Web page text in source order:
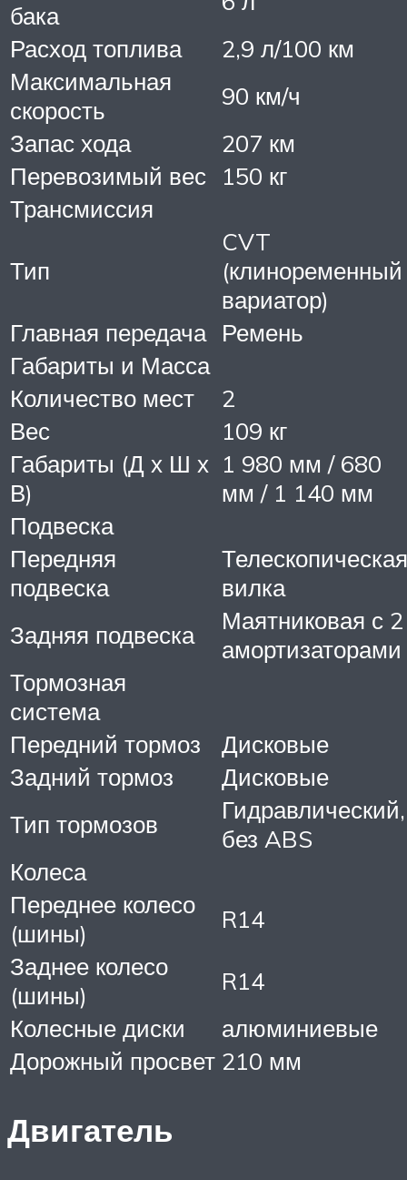
бака
Расход топлива
2,9 л/100 км
Максимальная
скорость
90 км/ч
Запас хода
207 км
Перевозимый вес
150 кг
Трансмиссия
Тип
CVT
(клиноременный
вариатор)
Главная передача Ремень
Габариты и Масса
Количество мест
2
Вес
109 кг
Габариты (Д х Ш х
В)
1 980 мм / 680
мм / 1 140 мм
Подвеска
Передняя
подвеска
Телескопическая
вилка
Задняя подвеска
Маятниковая с 2
амортизаторами
Тормозная
система
Передний тормоз
Дисковые
Задний тормоз
Дисковые
Тип тормозов
Гидравлический,
без ABS
Колеса
Переднее колесо
(шины)
R14
Заднее колесо
(шины)
R14
Колесные диски
алюминиевые
Дорожный просвет 210 мм
Двигатель